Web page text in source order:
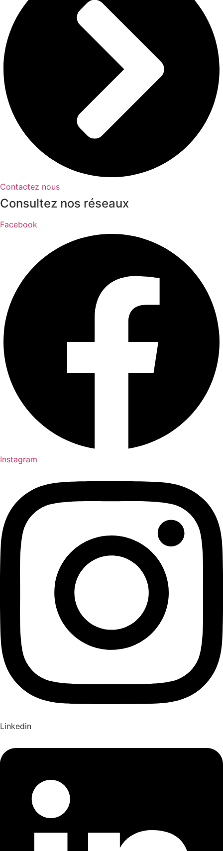
Contactez nous
Consultez nos réseaux
Facebook
Instagram
Linkedin